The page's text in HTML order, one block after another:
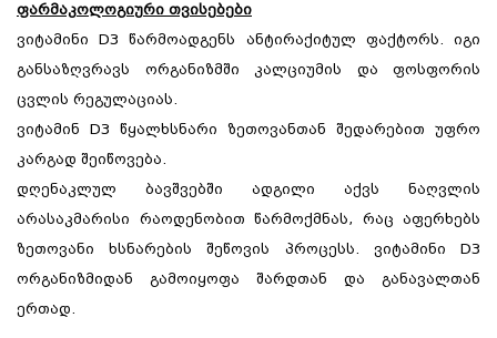
ფარმაკოლოგიური თვისებები
ვიტამინი D3 წარმოადგენს ანტირაქიტულ ფაქტორს. იგი
განსაზღვრავს ორგანიზმში კალციუმის და ფოსფორის
ცვლის რეგულაციას.
ვიტამინ D3 წყალხსნარი ზეთოვანთან შედარებით უფრო
კარგად შეიწოვება.
დღენაკლულ ბავშვებში ადგილი აქვს ნაღვლის
არასაკმარისი რაოდენობით წარმოქმნას, რაც აფერხებს
ზეთოვანი ხსნარების შეწოვის პროცესს. ვიტამინი D3
ორგანიზმიდან გამოიყოფა შარდთან და განავალთან
ერთად.